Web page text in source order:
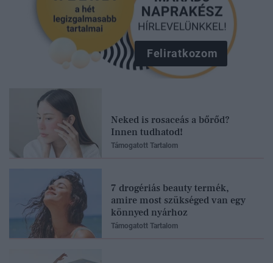
Feliratkozom
Neked is rosaceás a bőrőd?
Innen tudhatod!
Támogatott Tartalom
7 drogériás beauty termék,
amire most szükséged van egy
könnyed nyárhoz
Támogatott Tartalom